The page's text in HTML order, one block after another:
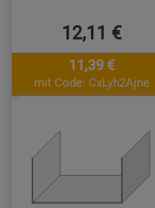
12,11 €
11,39 €
mit Code: CxLyh2Ajne